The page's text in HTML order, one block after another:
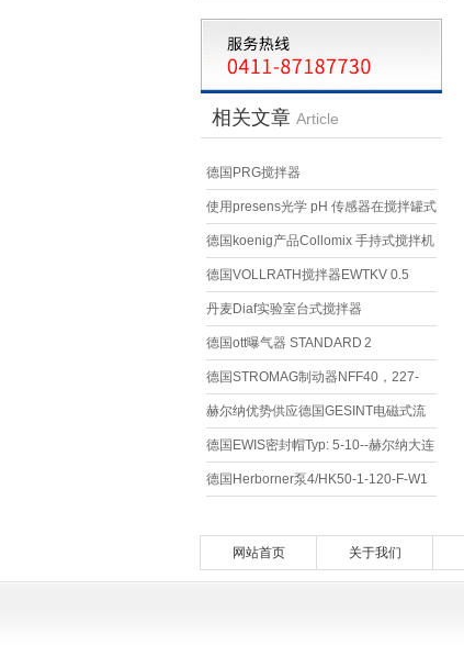
相关文章 Article
德国PRG搅拌器
使用presens光学 pH 传感器在搅拌罐式
生物反应器中进行细胞培养监测
德国koenig产品Collomix 手持式搅拌机
XQ1系列
德国VOLLRATH搅拌器EWTKV 0.5
丹麦Diaf实验室台式搅拌器
德国ott曝气器 STANDARD 2
德国STROMAG制动器NFF40，227-
03795介绍
赫尔纳优势供应德国GESINT电磁式流
量计技术交流
德国EWIS密封帽Typ: 5-10--赫尔纳大连
德国Herborner泵4/HK50-1-120-F-W1
网站首页 关于我们